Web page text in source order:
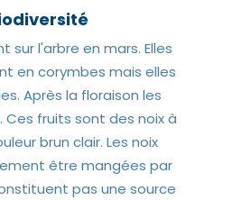
sur l'arbre en mars. Elles
en corymbes mais elles
Après la floraison les
fruits sont des noix à
brun clair. Les noix
être mangées par
pas une source